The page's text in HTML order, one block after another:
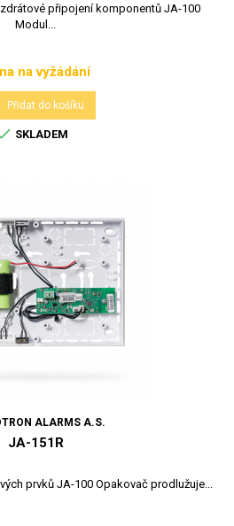
připojení komponentů JA-100
Modul...
Cena
na vyžádání
Přidat do košíku
SKLADEM
ALARMS A.S.
JA-151R
prvků JA-100 Opakovač prodlužuje...